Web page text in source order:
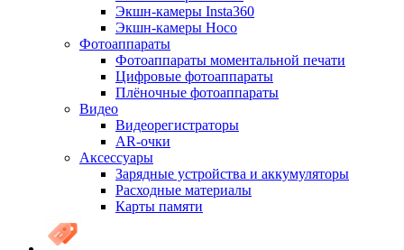
Экшн-камеры Insta360
Экшн-камеры Hoco
Фотоаппараты
Фотоаппараты моментальной печати
Цифровые фотоаппараты
Плёночные фотоаппараты
Видео
Видеорегистраторы
AR-очки
Аксессуары
Зарядные устройства и аккумуляторы
Расходные материалы
Карты памяти